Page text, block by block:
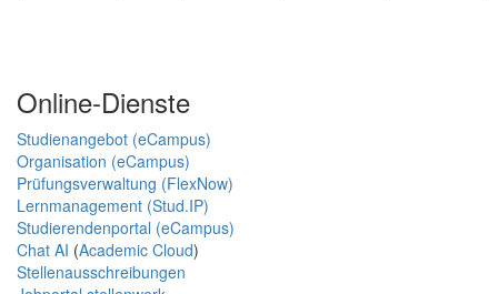
Online-Dienste
Studienangebot (eCampus)
Organisation (eCampus)
Prüfungsverwaltung (FlexNow)
Lernmanagement (Stud.IP)
Studierendenportal (eCampus)
Chat AI (Academic Cloud)
Stellenausschreibungen